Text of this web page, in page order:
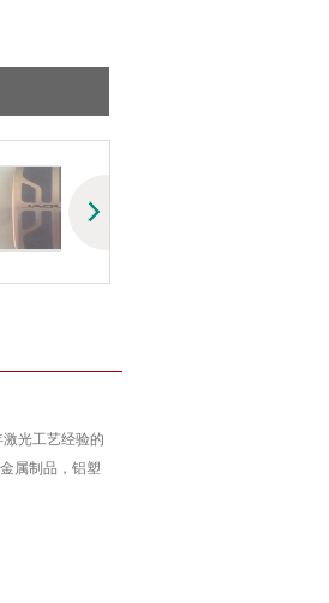
光工艺经验的
属制品，铝塑